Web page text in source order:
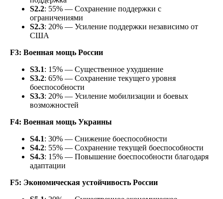
S2.2: 55% — Сохранение поддержки с
ограничениями
S2.3: 20% — Усиление поддержки независимо от
США
F3: Военная мощь России
S3.1: 15% — Существенное ухудшение
S3.2: 65% — Сохранение текущего уровня
боеспособности
S3.3: 20% — Усиление мобилизации и боевых
возможностей
F4: Военная мощь Украины
S4.1: 30% — Снижение боеспособности
S4.2: 55% — Сохранение текущей боеспособности
S4.3: 15% — Повышение боеспособности благодаря
адаптации
F5: Экономическая устойчивость России